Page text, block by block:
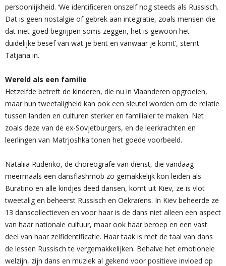
persoonlijkheid. ‘We identificeren onszelf nog steeds als Russisch.
Dat is geen nostalgie of gebrek aan integratie, zoals mensen die
dat niet goed begrijpen soms zeggen, het is gewoon het
duidelijke besef van wat je bent en vanwaar je komt’, stemt
Tatjana in.
Wereld als een familie
Hetzelfde betreft de kinderen, die nu in Vlaanderen opgroeien,
maar hun tweetaligheid kan ook een sleutel worden om de relatie
tussen landen en culturen sterker en familialer te maken. Net
zoals deze van de ex-Sovjetburgers, en de leerkrachten en
leerlingen van Matrjoshka tonen het goede voorbeeld.
Nataliia Rudenko, de choreografe van dienst, die vandaag
meermaals een dansflashmob zo gemakkelijk kon leiden als
Buratino en alle kindjes deed dansen, komt uit Kiev, ze is vlot
tweetalig en beheerst Russisch en Oekraïens. In Kiev beheerde ze
13 danscollectieven en voor haar is de dans niet alleen een aspect
van haar nationale cultuur, maar ook haar beroep en een vast
deel van haar zelfidentificatie. Haar taak is met de taal van dans
de lessen Russisch te vergemakkelijken. Behalve het emotionele
welzijn, zijn dans en muziek al gekend voor positieve invloed op